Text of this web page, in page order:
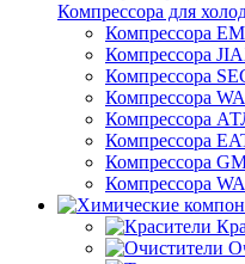
Компрессора для
Компрессора
Компрессора
Компрессора
Компрессора
Компрессора
Компрессора
Компрессора
Компрессора